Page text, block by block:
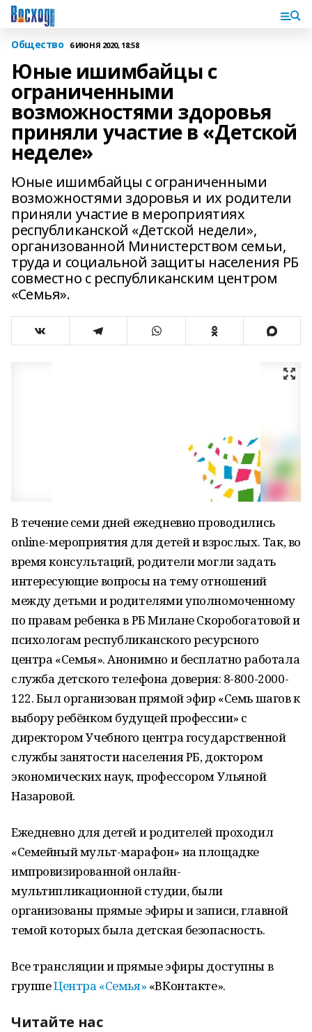
Общество 6 ИЮНЯ 2020, 18:58
Юные ишимбайцы с
ограниченными
возможностями здоровья
приняли участие в «Детской
неделе»
Юные ишимбайцы с ограниченными
возможностями здоровья и их родители
приняли участие в мероприятиях
республиканской «Детской недели»,
организованной Министерством семьи,
труда и социальной защиты населения РБ
совместно с республиканским центром
«Семья».
В течение семи дней ежедневно проводились
online-мероприятия для детей и взрослых. Так, во
время консультаций, родители могли задать
интересующие вопросы на тему отношений
между детьми и родителями уполномоченному
по правам ребенка в РБ Милане Скоробогатовой и
психологам республиканского ресурсного
центра «Семья». Анонимно и бесплатно работала
служба детского телефона доверия: 8-800-2000-
122. Был организован прямой эфир «Семь шагов к
выбору ребёнком будущей профессии» с
директором Учебного центра государственной
службы занятости населения РБ, доктором
экономических наук, профессором Ульяной
Назаровой.
Ежедневно для детей и родителей проходил
«Семейный мульт-марафон» на площадке
импровизированной онлайн-
мультипликационной студии, были
организованы прямые эфиры и записи, главной
темой которых была детская безопасность.
Все трансляции и прямые эфиры доступны в
группеЦентра «Семья» «ВКонтакте».
Читайте нас